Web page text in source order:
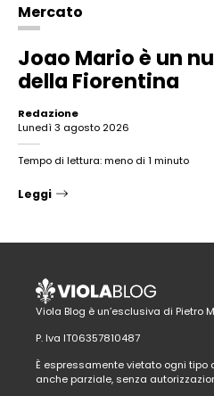
Mercato
Joao Mario è un
della Fiorentina
Redazione
lunedì 3 agosto 2026
Tempo di lettura: meno di 1 minuto
Leggi
Viola Blog è un’esclusiva di Pietro
P. Iva IT06357810487
È espressamente vietato ogni tipo
anche parziale, senza